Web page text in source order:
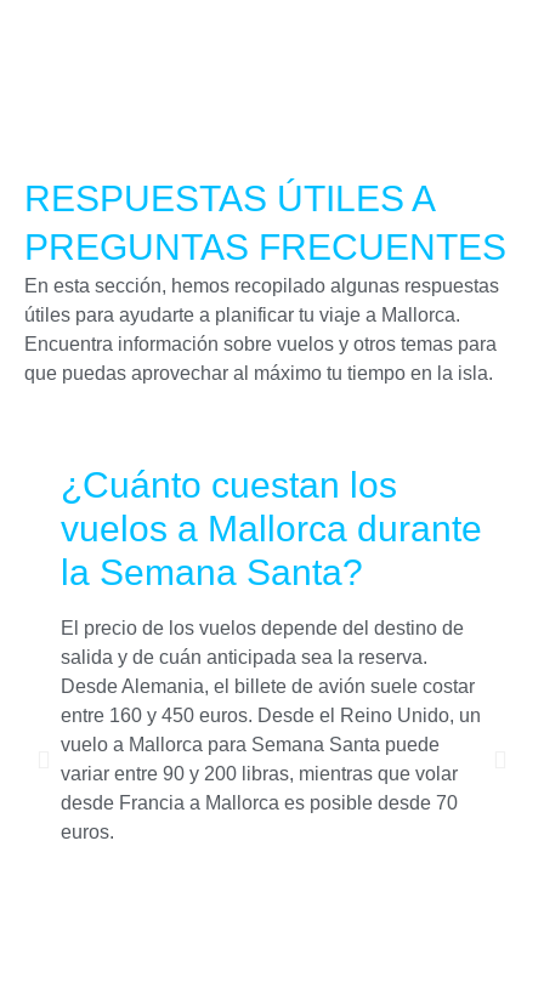
RESPUESTAS ÚTILES A
PREGUNTAS FRECUENTES
En esta sección, hemos recopilado algunas respuestas
útiles para ayudarte a planificar tu viaje a Mallorca.
Encuentra información sobre vuelos y otros temas para
que puedas aprovechar al máximo tu tiempo en la isla.
¿Cuánto cuestan los
vuelos a Mallorca durante
la Semana Santa?
El precio de los vuelos depende del destino de
salida y de cuán anticipada sea la reserva.
Desde Alemania, el billete de avión suele costar
entre 160 y 450 euros. Desde el Reino Unido, un
vuelo a Mallorca para Semana Santa puede
variar entre 90 y 200 libras, mientras que volar
desde Francia a Mallorca es posible desde 70
euros.